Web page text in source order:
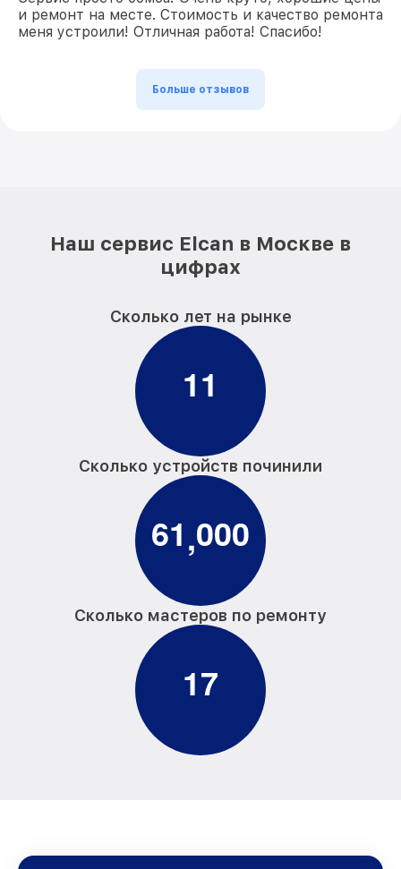
и ремонт на месте. Стоимость и качество ремонта
меня устроили! Отличная работа! Спасибо!
Больше отзывов
Наш сервис Elcan в Москве в
цифрах
Сколько лет на рынке
11
Сколько устройств починили
61,000
Сколько мастеров по ремонту
17